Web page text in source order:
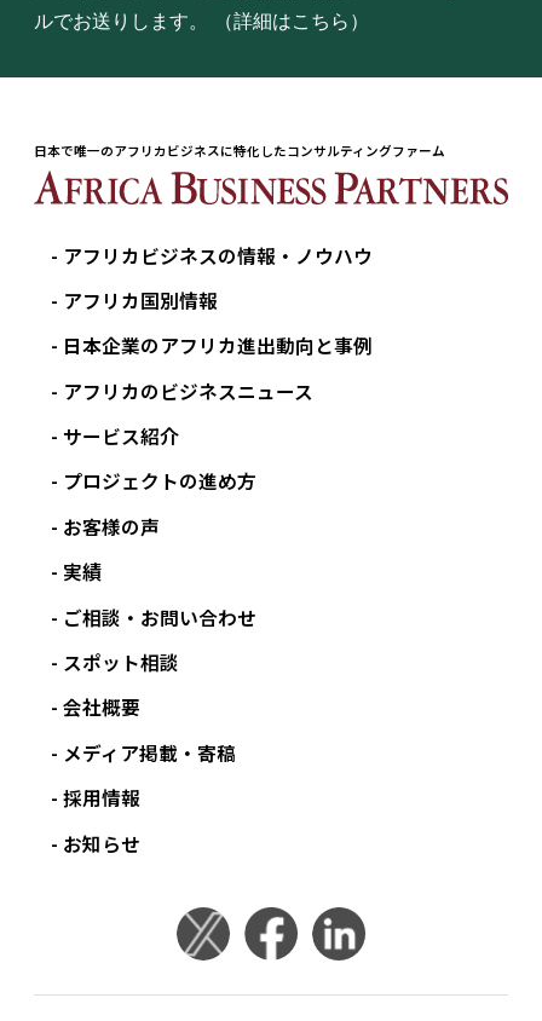
ルでお送りします。
（詳細はこちら）
日本で唯一のアフリカビジネスに特化したコンサルティングファーム
アフリカビジネスの情報・ノウハウ
アフリカ国別情報
日本企業のアフリカ進出動向と事例
アフリカのビジネスニュース
サービス紹介
プロジェクトの進め方
お客様の声
実績
ご相談・お問い合わせ
スポット相談
会社概要
メディア掲載・寄稿
採用情報
お知らせ